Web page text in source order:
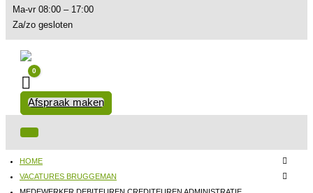
Ma-vr 08:00 – 17:00
Za/zo gesloten
Winkelwagen
0
Afspraak maken
HOME
VACATURES BRUGGEMAN